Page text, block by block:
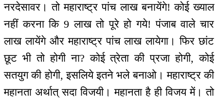
नरदेसावर। तो महाराष्ट्र पांच लाख बनायेंगे! कोई ख्याल
नहीं करना कि 9 लाख तो पूरे हो गये! पंजाब वाले चार
लाख लायेंगे और महाराष्ट्र पांच लाख लायेगा। फिर छांट
छूट भी तो होगी ना? कोई त्रेता की प्रजा होगी, कोई
सतयुग की होगी, इसलिये इतने भले बनाओ। महाराष्ट्र की
महानता अर्थात् सदा विजयी। महानता है ही विजय में। तो